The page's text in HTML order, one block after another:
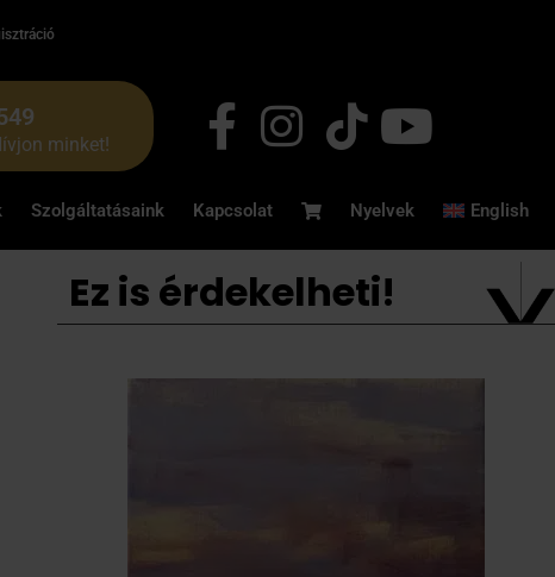
minket!
Szolgáltatásaink Kapcsolat Nyelvek English
Ez is érdekelheti!